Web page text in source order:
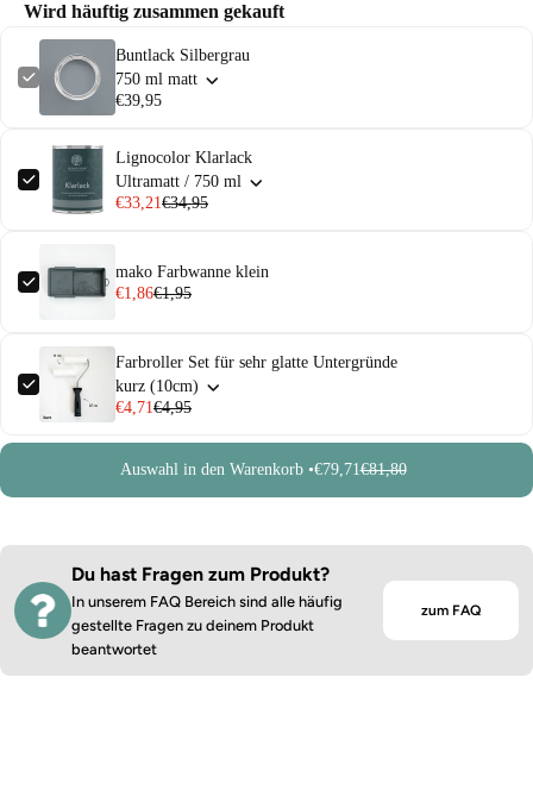
Wird häuftig zusammen gekauft
Buntlack Silbergrau
750 ml matt
€39,95
Lignocolor Klarlack
Ultramatt / 750 ml
€33,21€34,95
mako Farbwanne klein
€1,86€1,95
Farbroller Set für sehr glatte Untergründe
kurz (10cm)
€4,71€4,95
Auswahl in den Warenkorb •€79,71€81,80
Du hast Fragen zum Produkt?
In unserem FAQ Bereich sind alle häufig
gestellte Fragen zu deinem Produkt
beantwortet
zum FAQ